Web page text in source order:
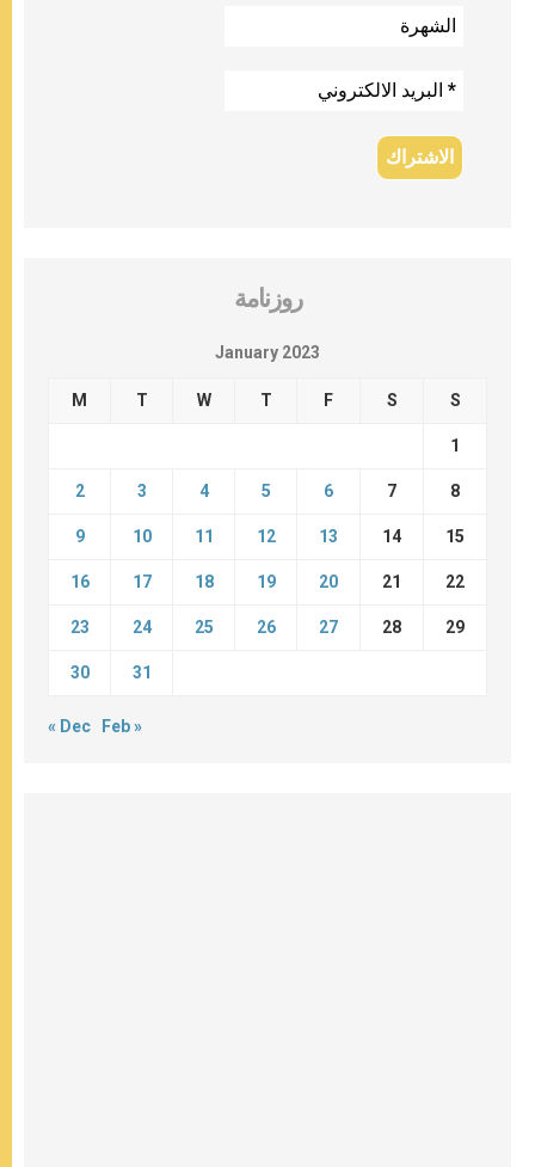
روزنامة
January 2023
M T W T F S S
1
2 3 4 5 6 7 8
9 10 11 12 13 14 15
16 17 18 19 20 21 22
23 24 25 26 27 28 29
30 31
« Dec Feb »